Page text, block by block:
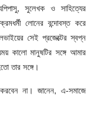
সুলেখক ও সাহিত্যের
লোনের বন্দোবস্ত করে
সেই প্রজেক্টের স্বপ্ন
কালো মানুষটির সঙ্গে আমার
তার সঙ্গে।
না। জানেন, এ-সমাজে